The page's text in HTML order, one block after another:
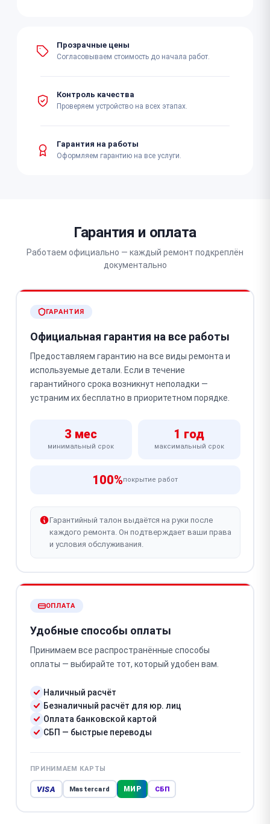
Прозрачные цены
Согласовываем стоимость до начала работ.
Контроль качества
Проверяем устройство на всех этапах.
Гарантия на работы
Оформляем гарантию на все услуги.
Гарантия и оплата
Работаем официально — каждый ремонт подкреплён
документально
ГАРАНТИЯ
Официальная гарантия на все работы
Предоставляем гарантию на все виды ремонта и
используемые детали. Если в течение
гарантийного срока возникнут неполадки —
устраним их бесплатно в приоритетном порядке.
3 мес
минимальный срок
1 год
максимальный срок
100%покрытие работ
Гарантийный талон выдаётся на руки после
каждого ремонта. Он подтверждает ваши права
и условия обслуживания.
ОПЛАТА
Удобные способы оплаты
Принимаем все распространённые способы
оплаты — выбирайте тот, который удобен вам.
Наличный расчёт
Безналичный расчёт для юр. лиц
Оплата банковской картой
СБП — быстрые переводы
ПРИНИМАЕМ КАРТЫ
VISA Mastercard МИР СБП